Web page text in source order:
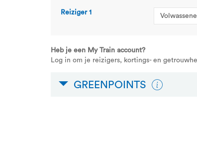
Reiziger 1
Heb je een My Train account?
Log in om je reizigers, kortings- en
GREENPOINTS